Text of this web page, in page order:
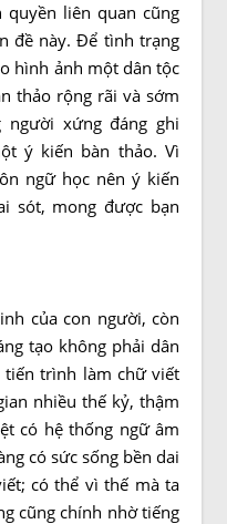
quyền liên quan cũng
đề này. Để tình trạng
hình ảnh một dân tộc
thảo rộng rãi và sớm
xứng đáng ghi
ý kiến bàn thảo. Vì
ngữ học nên ý kiến
sót, mong được bạn
của con người, còn
tạo không phải dân
tiến trình làm chữ viết
nhiều thế kỷ, thậm
có hệ thống ngữ âm
có sức sống bền dai
có thể vì thế mà ta
cũng chính nhờ tiếng